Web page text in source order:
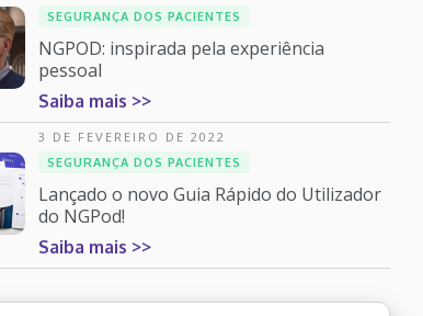
SEGURANÇA DOS PACIENTES
NGPOD: inspirada pela experiência
pessoal
Saiba mais >>
3 DE FEVEREIRO DE 2022
SEGURANÇA DOS PACIENTES
Lançado o novo Guia Rápido do Utilizador
do NGPod!
Saiba mais >>